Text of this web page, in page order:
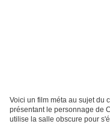
Voici un film méta au sujet du
présentant le personnage de
utilise la salle obscure pour